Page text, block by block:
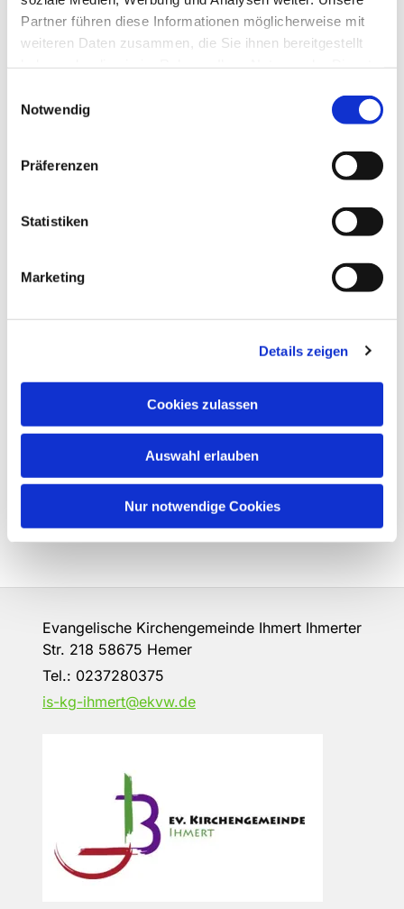
Partner führen diese Informationen möglicherweise mit
weiteren Daten zusammen, die Sie ihnen bereitgestellt
Notwendig
Präferenzen
Statistiken
Marketing
Details zeigen
Cookies zulassen
Auswahl erlauben
Nur notwendige Cookies
Dies könnte Sie auch
interessieren
Evangelische Kirchengemeinde Ihmert Ihmerter
Str. 218 58675 Hemer
Tel.: 0237280375
is-kg-ihmert@ekvw.de